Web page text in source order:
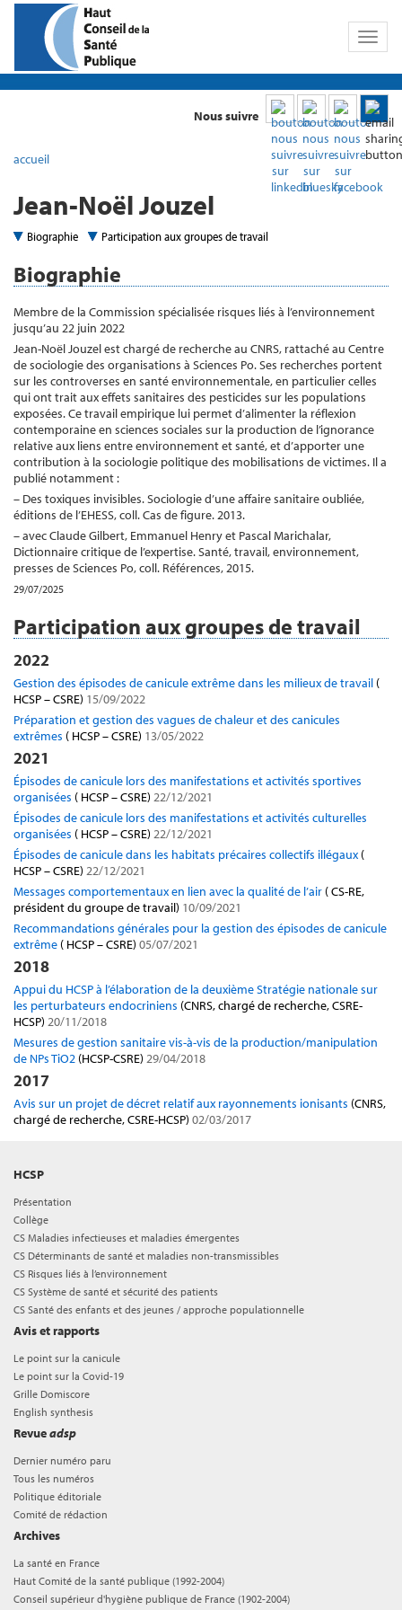
Toggle
Nous suivre
accueil
Jean-Noël Jouzel
Biographie Participation aux groupes de travail
Biographie
Membre de la Commission spécialisée risques liés à l’environnement
jusqu’au 22 juin 2022
Jean-Noël Jouzel est chargé de recherche au CNRS, rattaché au Centre
de sociologie des organisations à Sciences Po. Ses recherches portent
sur les controverses en santé environnementale, en particulier celles
qui ont trait aux effets sanitaires des pesticides sur les populations
exposées. Ce travail empirique lui permet d’alimenter la réflexion
contemporaine en sciences sociales sur la production de l’ignorance
relative aux liens entre environnement et santé, et d’apporter une
contribution à la sociologie politique des mobilisations de victimes. Il a
publié notamment :
– Des toxiques invisibles. Sociologie d’une affaire sanitaire oubliée,
éditions de l’EHESS, coll. Cas de figure. 2013.
– avec Claude Gilbert, Emmanuel Henry et Pascal Marichalar,
Dictionnaire critique de l’expertise. Santé, travail, environnement,
presses de Sciences Po, coll. Références, 2015.
29/07/2025
Participation aux groupes de travail
2022
Gestion des épisodes de canicule extrême dans les milieux de travail (
HCSP – CSRE) 15/09/2022
Préparation et gestion des vagues de chaleur et des canicules
extrêmes ( HCSP – CSRE) 13/05/2022
2021
Épisodes de canicule lors des manifestations et activités sportives
organisées ( HCSP – CSRE) 22/12/2021
Épisodes de canicule lors des manifestations et activités culturelles
organisées ( HCSP – CSRE) 22/12/2021
Épisodes de canicule dans les habitats précaires collectifs illégaux (
HCSP – CSRE) 22/12/2021
Messages comportementaux en lien avec la qualité de l’air ( CS-RE,
président du groupe de travail) 10/09/2021
Recommandations générales pour la gestion des épisodes de canicule
extrême ( HCSP – CSRE) 05/07/2021
2018
Appui du HCSP à l’élaboration de la deuxième Stratégie nationale sur
les perturbateurs endocriniens (CNRS, chargé de recherche, CSRE-
HCSP) 20/11/2018
Mesures de gestion sanitaire vis-à-vis de la production/manipulation
de NPs TiO2 (HCSP-CSRE) 29/04/2018
2017
Avis sur un projet de décret relatif aux rayonnements ionisants (CNRS,
chargé de recherche, CSRE-HCSP) 02/03/2017
HCSP
Présentation
Collège
CS Maladies infectieuses et maladies émergentes
CS Déterminants de santé et maladies non-transmissibles
CS Risques liés à l’environnement
CS Système de santé et sécurité des patients
CS Santé des enfants et des jeunes / approche populationnelle
Avis et rapports
Le point sur la canicule
Le point sur la Covid-19
Grille Domiscore
English synthesis
Revueadsp
Dernier numéro paru
Tous les numéros
Politique éditoriale
Comité de rédaction
Archives
La santé en France
Haut Comité de la santé publique (1992-2004)
Conseil supérieur d'hygiène publique de France (1902-2004)